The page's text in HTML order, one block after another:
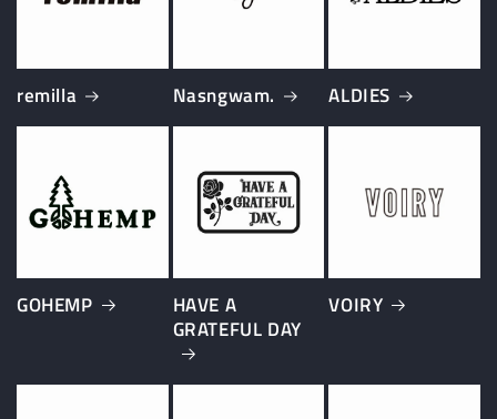
remilla Nasngwam. ALDIES
GOHEMP
HAVE A
GRATEFUL DAY
VOIRY